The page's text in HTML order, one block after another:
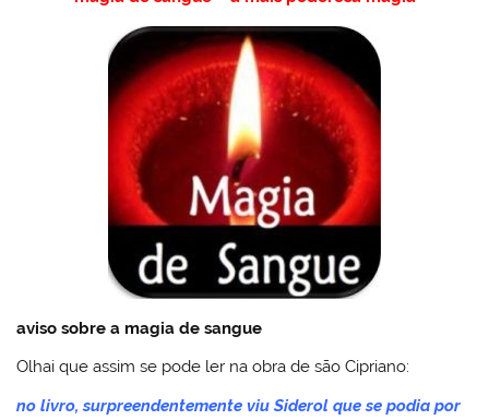
o
M
ai
l
b
o
o
st A
p
p
e
ss
k.
c
o
m
aviso sobre a magia de sangue
Olhai que assim se pode ler na obra de são Cipriano:
no livro, surpreendentemente viu Siderol que se podia por